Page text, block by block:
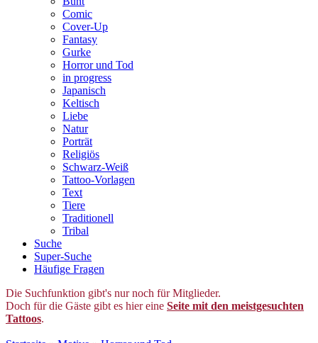
Comic
Cover-Up
Fantasy
Gurke
Horror und Tod
in progress
Japanisch
Keltisch
Liebe
Natur
Porträt
Religiös
Schwarz-Weiß
Tattoo-Vorlagen
Text
Tiere
Traditionell
Tribal
Suche
Super-Suche
Häufige Fragen
Die Suchfunktion gibt's nur noch für Mitglieder.
Doch für die Gäste gibt es hier eine Seite mit den meistgesuchten
Tattoos.